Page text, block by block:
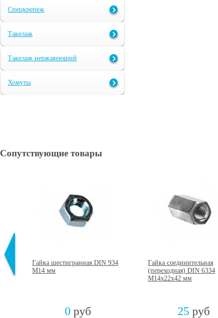
Спецкрепеж
Такелаж
Такелаж нержавеющий
Хомуты
Сопутствующие товары
Гайка шестигранная DIN 934
М14 мм
0 руб
Гайка соединительная
(переходная) DIN 6334
М14х22х42 мм
25 руб